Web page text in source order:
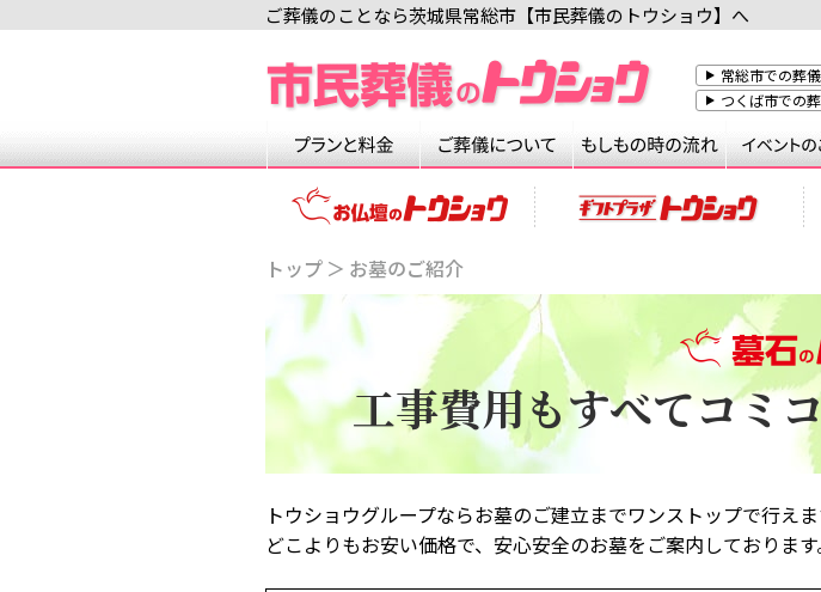
ご葬儀のことなら茨城県常総市 【市民葬儀のトウショウ】へ
常総市での葬儀
つくば市での
プランと料金 ご葬儀に
トップ お墓のご紹介
工事費用もすべてコミ
トウショウグループならお墓のご建立までワンストップで行えま
どこよりもお安い価格で、安心安全のお墓をご案内しております